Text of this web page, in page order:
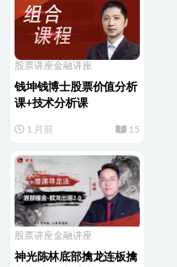
股票讲座金融讲座
钱坤钱博士股票价值分析
课+技术分析课
1 月前 15
股票讲座金融讲座
神光陈林底部擒龙连板擒